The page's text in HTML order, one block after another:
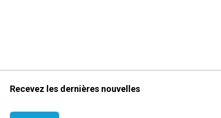
Recevez les dernières nouvelles